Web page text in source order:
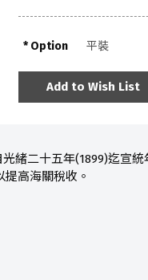
Option
Add to Wish List
緒二十五年(1899)迄宣
提高海關稅收。